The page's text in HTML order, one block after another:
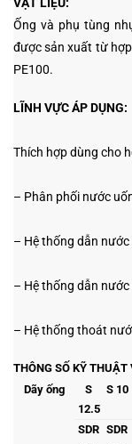
Ống và phụ tùng
được sản xuất từ
PE100.
LĨNH VỰC ÁP DỤNG:
Thích hợp dùng cho
– Phân phối nước
– Hệ thống dẫn
– Hệ thống dẫn
– Hệ thống thoát
THÔNG SỐ KỸ THUẬT
Dãy ống
S
12.5
S 10
SDR SDR